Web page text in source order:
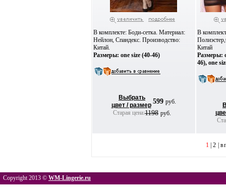
В комплекте: Боди-сетка. Материал:
Нейлон, Спандекс. Производство:
Китай.
Размеры: one size (40-46)
Выбрать
цвет / размер 599 руб.
Старая цена:1198 руб.
В
Китай
Размеры:
46), one
1| 2
Copyright 2013 © WM-Lingerie.ru